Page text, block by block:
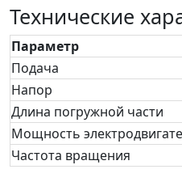
Технические
Параметр
Подача
Напор
Длина погружной части
Мощность
Частота вращения